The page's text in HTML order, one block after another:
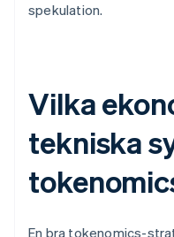
spekulation.
Vilka
tekniska
En bra tokenomics-